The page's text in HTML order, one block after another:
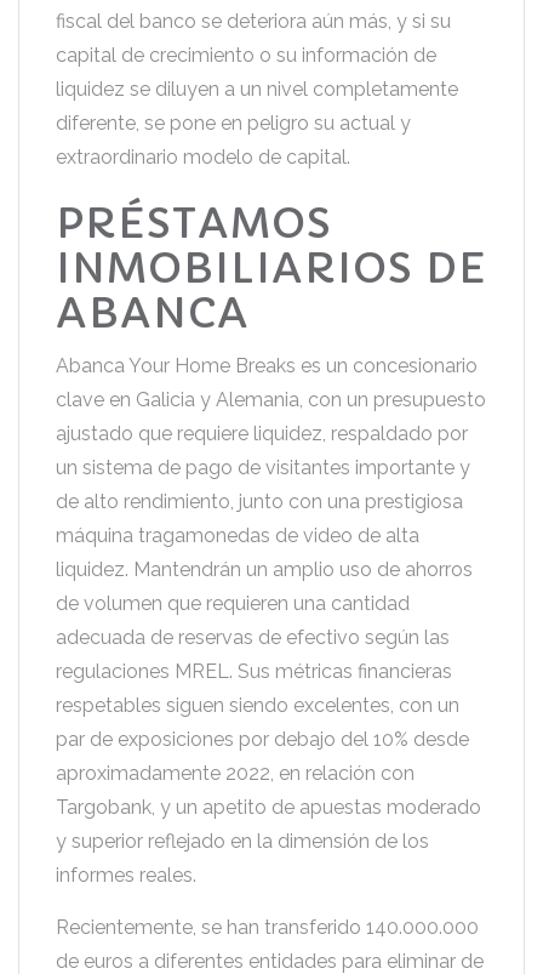
fiscal del banco se deteriora aún más, y si su
capital de crecimiento o su información de
liquidez se diluyen a un nivel completamente
diferente, se pone en peligro su actual y
extraordinario modelo de capital.
PRÉSTAMOS
INMOBILIARIOS DE
ABANCA
Abanca Your Home Breaks es un concesionario
clave en Galicia y Alemania, con un presupuesto
ajustado que requiere liquidez, respaldado por
un sistema de pago de visitantes importante y
de alto rendimiento, junto con una prestigiosa
máquina tragamonedas de video de alta
liquidez. Mantendrán un amplio uso de ahorros
de volumen que requieren una cantidad
adecuada de reservas de efectivo según las
regulaciones MREL. Sus métricas financieras
respetables siguen siendo excelentes, con un
par de exposiciones por debajo del 10% desde
aproximadamente 2022, en relación con
Targobank, y un apetito de apuestas moderado
y superior reflejado en la dimensión de los
informes reales.
Recientemente, se han transferido 140.000.000
de euros a diferentes entidades para eliminar de